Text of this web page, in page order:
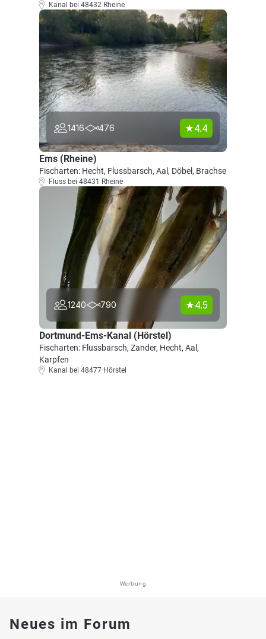
Kanal bei 48432 Rheine
1416 476 4.4
Ems (Rheine)
Fischarten: Hecht, Flussbarsch, Aal, Döbel, Brachse
Fluss bei 48431 Rheine
1240 790 4.5
Dortmund-Ems-Kanal (Hörstel)
Fischarten: Flussbarsch, Zander, Hecht, Aal,
Karpfen
Kanal bei 48477 Hörstel
Werbung
Neues im Forum